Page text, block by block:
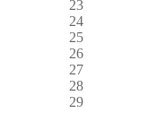
23
24
25
26
27
28
29